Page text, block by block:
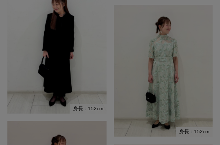
身長：152cm
身長：152cm